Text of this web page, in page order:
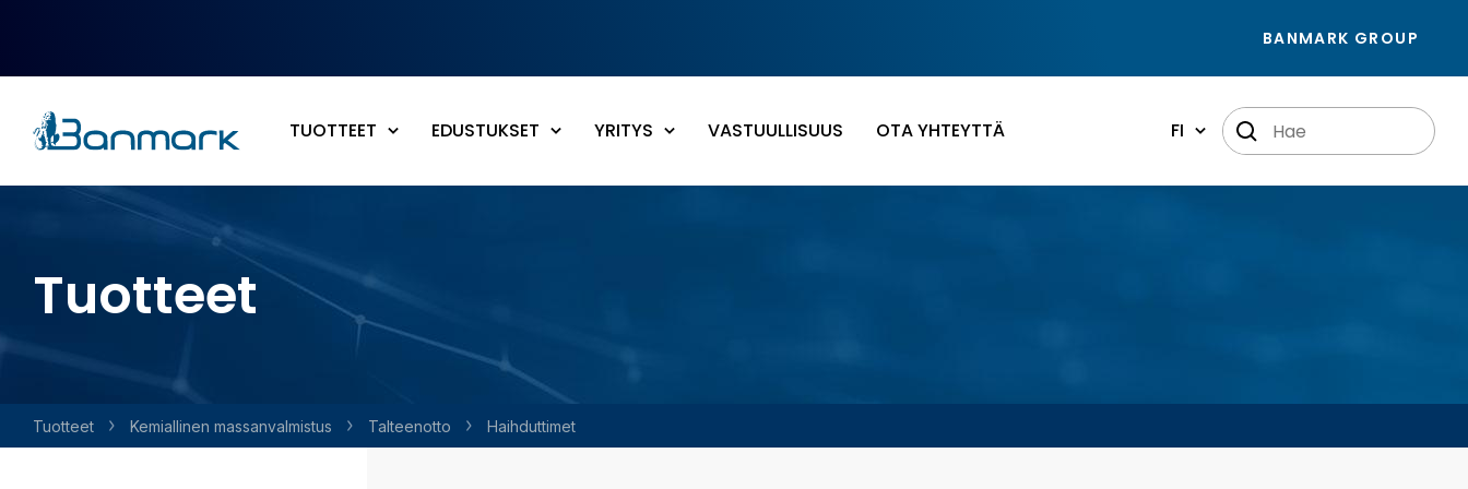
BANMARK GROUP
TUOTTEET EDUSTUKSET YRITYS VASTUULLISUUS OTA YHTEYTTÄ FI
Tuotteet
Tuotteet Kemiallinen massan­valmistus Talteenotto Haihduttimet